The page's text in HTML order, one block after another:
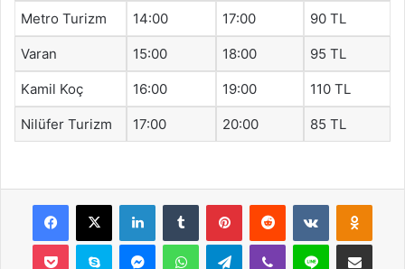
Metro Turizm 14:00 17:00 90 TL
Varan 15:00 18:00 95 TL
Kamil Koç 16:00 19:00 110 TL
Nilüfer Turizm 17:00 20:00 85 TL
Facebook
X LinkedInTumblr PinterestReddit VKontakte
Pocket Skype MessengerWhatsAppTelegramViber Line E-Posta ile